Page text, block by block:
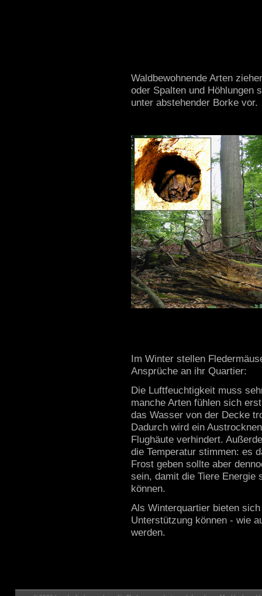
Waldbewohnende Arten
oder Spalten und Höhlungen
unter abstehender Borke vor.
Im Winter stellen
Ansprüche an ihr Quartier:
Die Luftfeuchtigkeit muss
manche Arten fühlen sich
das Wasser von der Decke
Dadurch wird ein
Flughäute verhindert.
die Temperatur stimmen: es
Frost geben sollte aber
sein, damit die Tiere Energie
können.
Als Winterquartier bieten
Unterstützung können - wie
werden.